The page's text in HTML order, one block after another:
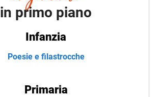
in primo piano
Infanzia
Poesie e filastrocche
Primaria